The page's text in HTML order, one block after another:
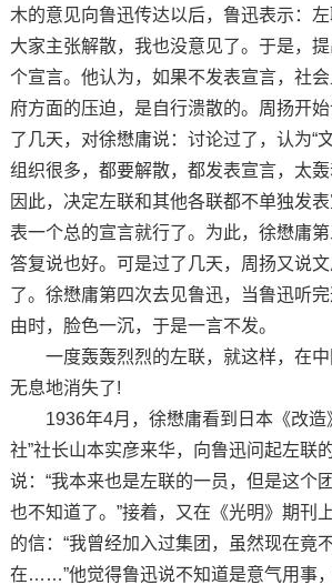
木的意见向鲁迅传达以后，鲁迅表示：
大家主张解散，我也没意见了。于是，
个宣言。他认为，如果不发表宣言，社
府方面的压迫，是自行溃散的。周扬开
了几天，对徐懋庸说：讨论过了，认为“
组织很多，都要解散，都发表宣言，太轰
因此，决定左联和其他各联都不单独发
表一个总的宣言就行了。为此，徐懋庸
答复说也好。可是过了几天，周扬又说
了。徐懋庸第四次去见鲁迅，当鲁迅听
由时，脸色一沉，于是一言不发。
一度轰轰烈烈的左联，就这样，在中
无息地消失了!
1936年4月，徐懋庸看到日本《改造
社”社长山本实彦来华，向鲁迅问起左联
说：“我本来也是左联的一员，但是这个
也不知道了。”接着，又在《光明》期刊
的信：“我曾经加入过集团，虽然现在竟
在……”他觉得鲁迅说不知道是意气用事